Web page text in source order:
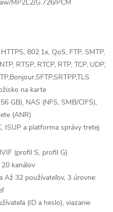
MP2L2/G.726/PCM
802.1x, QoS, FTP, SMTP,
RTSP, RTCP, RTP, TCP, UDP,
na karte
GB), NAS (NFS, SMB/CIFS),
(ANR)
ISUP a platforma správy tretej
(profil S, profil G)
kanálov
Až 32 používateľov, 3 úrovne:
(ID a heslo), viazanie